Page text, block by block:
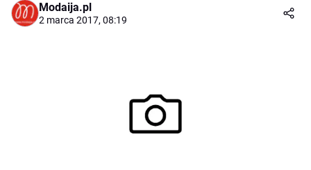
Modaija.pl
2 marca 2017, 08:19